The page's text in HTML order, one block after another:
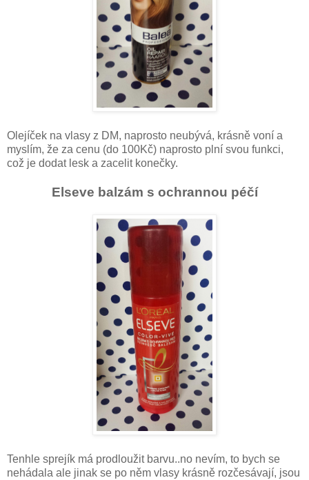
Olejíček na vlasy z DM, naprosto neubývá, krásně voní a
myslím, že za cenu (do 100Kč) naprosto plní svou funkci,
což je dodat lesk a zacelit konečky.
Elseve balzám s ochrannou péčí
Tenhle sprejík má prodloužit barvu..no nevím, to bych se
nehádala ale jinak se po něm vlasy krásně rozčesávají, jsou